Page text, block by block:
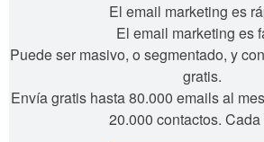
El email marketing es
El email marketing es
Puede ser masivo, o segmentado, y
gratis.
Envía gratis hasta 80.000 emails al
20.000 contactos. Cada